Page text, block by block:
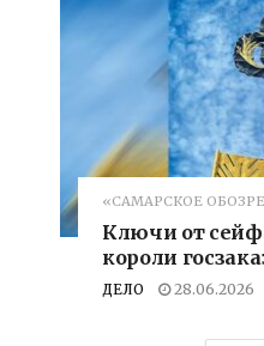
«САМАРСКОЕ
Ключи от
короли
ДЕЛО 28.06.2026